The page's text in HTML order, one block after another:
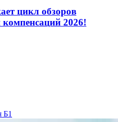
цикл обзоров
2026!
Б1